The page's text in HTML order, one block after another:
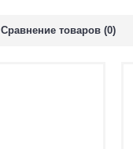
Сравнение товаров (0)